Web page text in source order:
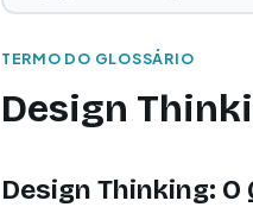
TERMO DO GLOSSÁRIO
Design
Design Thinking: O